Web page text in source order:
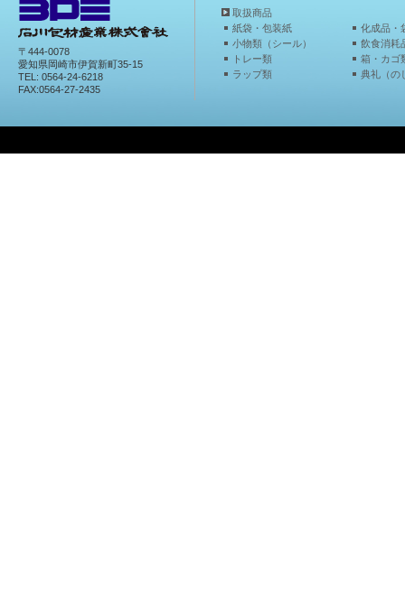
〒444-0078
愛知県岡崎市伊賀新町35-15
TEL: 0564-24-6218
FAX:0564-27-2435
取扱商品
紙袋・包装紙
化成品・
小物類（シール）
飲食消耗
トレー類
箱・カゴ
ラップ類
典礼（の